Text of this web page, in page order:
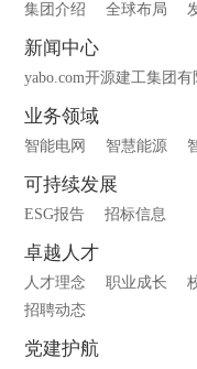
集团介绍 全球布局
新闻中心
yabo.com开源建工集团
业务领域
智能电网 智慧能源
可持续发展
ESG报告 招标信息
卓越人才
人才理念 职业成长
招聘动态
党建护航